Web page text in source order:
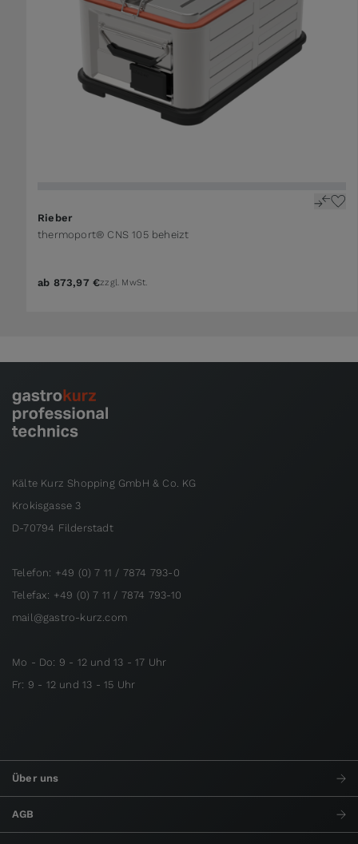
Rieber
thermoport® CNS 105 beheizt
ab 873,97 €zzgl. MwSt.
Kälte Kurz Shopping GmbH & Co. KG
Krokisgasse 3
D-70794 Filderstadt
Telefon: +49 (0) 7 11 / 7874 793-0
Telefax: +49 (0) 7 11 / 7874 793-10
mail@gastro-kurz.com
Mo - Do: 9 - 12 und 13 - 17 Uhr
Fr: 9 - 12 und 13 - 15 Uhr
Über uns
AGB